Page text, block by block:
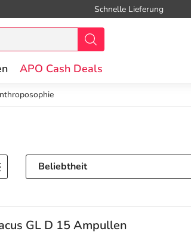
Schnelle Lieferung
APO Cash Deals
Beliebtheit
GL D 15 Ampullen